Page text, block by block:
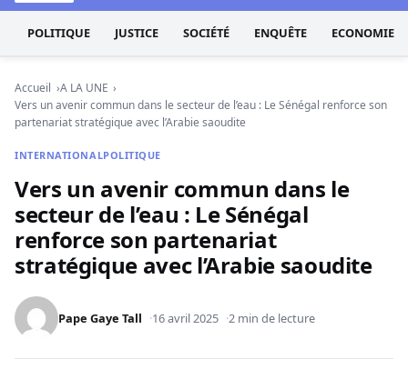
POLITIQUE JUSTICE SOCIÉTÉ ENQUÊTE ECONOMIE
Accueil
A LA UNE
Vers un avenir commun dans le secteur de l’eau : Le Sénégal renforce son
partenariat stratégique avec l’Arabie saoudite
INTERNATIONALPOLITIQUE
Vers un avenir commun dans le
secteur de l’eau : Le Sénégal
renforce son partenariat
stratégique avec l’Arabie saoudite
Pape Gaye Tall 16 avril 2025 2 min de lecture